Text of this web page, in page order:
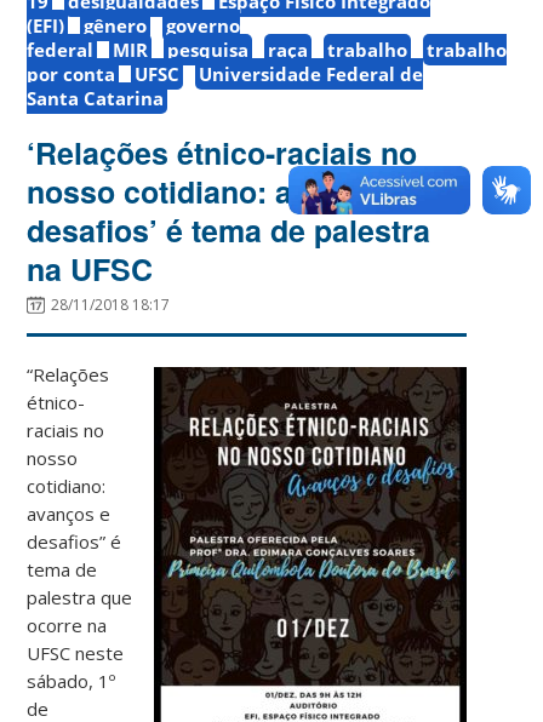
(EFI)
gênero
governo
federal
MIR pesquisa raça trabalho
trabalho
por conta
UFSC
Universidade Federal de
Santa Catarina
‘Relações étnico-raciais no
nosso cotidiano: avanços e
desafios’ é tema de palestra
na UFSC
28/11/2018 18:17
“Relações
étnico-
raciais no
nosso
cotidiano:
avanços e
desafios” é
tema de
palestra que
ocorre na
UFSC neste
sábado, 1º
de